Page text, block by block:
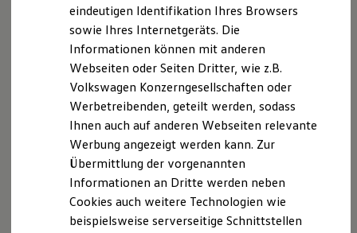
Lifestyle Shop
T-Roc Kollektion
Golf Kollektion
Volkswagen Kollektion
R-Kollektion
GTI Kollektion
Fußball Drop
we drive football
#wedriveproud
Besitzer und Service
myVolkswagen
Software Updates
Service und Ersatzteile
Inspektion und HU/AU
eindeutigen Identifikation Ihres Browsers
sowie Ihres Internetgeräts. Die
Informationen können mit anderen
Webseiten oder Seiten Dritter, wie z.B.
Volkswagen Konzerngesellschaften oder
Werbetreibenden, geteilt werden, sodass
Ihnen auch auf anderen Webseiten relevante
Werbung angezeigt werden kann. Zur
Übermittlung der vorgenannten
Informationen an Dritte werden neben
Cookies auch weitere Technologien wie
beispielsweise serverseitige Schnittstellen